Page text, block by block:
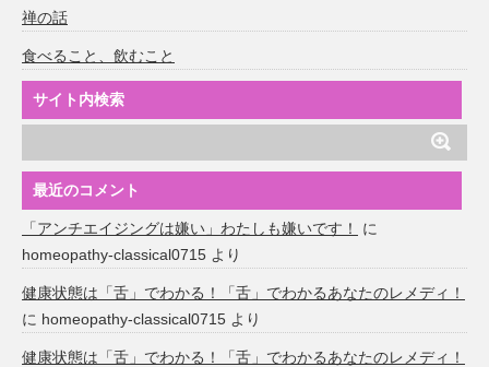
禅の話
食べること、飲むこと
サイト内検索
最近のコメント
「アンチエイジングは嫌い」わたしも嫌いです！
に
homeopathy-classical0715 より
健康状態は「舌」でわかる！「舌」でわかるあなたのレメディ！
に homeopathy-classical0715 より
健康状態は「舌」でわかる！「舌」でわかるあなたのレメディ！